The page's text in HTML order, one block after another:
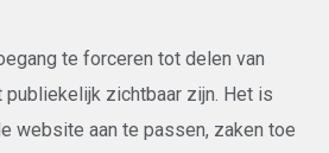
te forceren tot delen van
zichtbaar zijn. Het is
website aan te passen, zaken toe